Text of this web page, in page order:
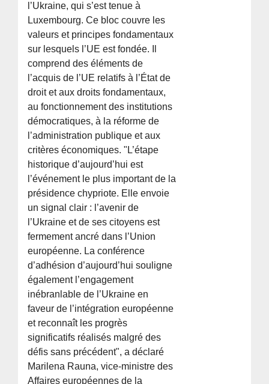
l’Ukraine, qui s’est tenue à
Luxembourg. Ce bloc couvre les
valeurs et principes fondamentaux
sur lesquels l’UE est fondée. Il
comprend des éléments de
l’acquis de l’UE relatifs à l’État de
droit et aux droits fondamentaux,
au fonctionnement des institutions
démocratiques, à la réforme de
l’administration publique et aux
critères économiques. "L’étape
historique d’aujourd’hui est
l’événement le plus important de la
présidence chypriote. Elle envoie
un signal clair : l’avenir de
l’Ukraine et de ses citoyens est
fermement ancré dans l’Union
européenne. La conférence
d’adhésion d’aujourd’hui souligne
également l’engagement
inébranlable de l’Ukraine en
faveur de l’intégration européenne
et reconnaît les progrès
significatifs réalisés malgré des
défis sans précédent", a déclaré
Marilena Rauna, vice-ministre des
Affaires européennes de la